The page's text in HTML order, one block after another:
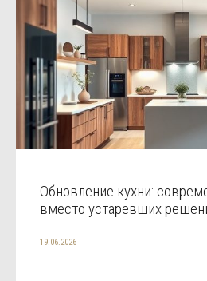
Обновление кухни:
вместо устаревших
19.06.2026